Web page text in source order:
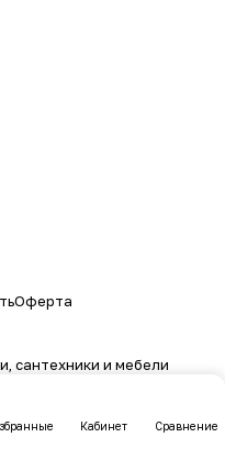
Кабинет Сравнение
Оферта
сантехники и мебели